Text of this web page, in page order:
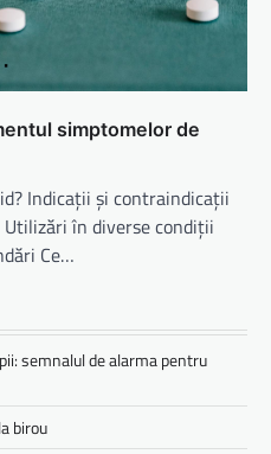
simptomelor de
Indicații și contraindicații
în diverse condiții
Ce…
semnalul de alarma pentru
birou